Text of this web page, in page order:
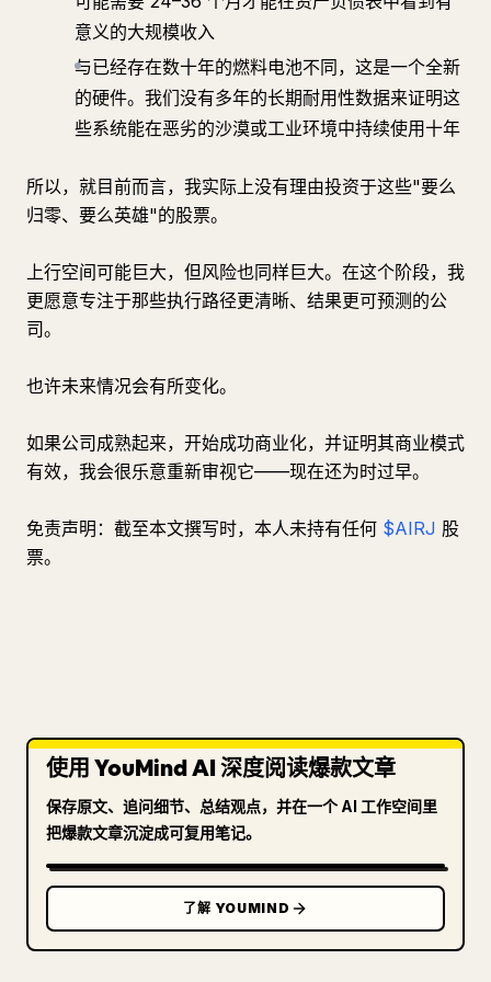
意义的大规模收入
与已经存在数十年的燃料电池不同，这是一个全新
的硬件。我们没有多年的长期耐用性数据来证明这
些系统能在恶劣的沙漠或工业环境中持续使用十年
所以，就目前而言，我实际上没有理由投资于这些"要么
归零、要么英雄"的股票。
上行空间可能巨大，但风险也同样巨大。在这个阶段，我
更愿意专注于那些执行路径更清晰、结果更可预测的公
司。
也许未来情况会有所变化。
如果公司成熟起来，开始成功商业化，并证明其商业模式
有效，我会很乐意重新审视它——现在还为时过早。
免责声明：截至本文撰写时，本人未持有任何 $AIRJ 股
票。
使用 YouMind AI 深度阅读爆款文章
保存原文、追问细节、总结观点，并在一个 AI 工作空间里
把爆款文章沉淀成可复用笔记。
了解 YOUMIND